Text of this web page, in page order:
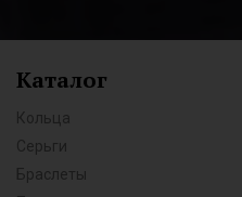
Каталог
Кольца
Серьги
Браслеты